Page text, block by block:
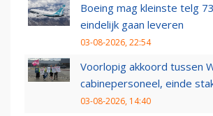
Boeing mag kleinste telg
eindelijk gaan leveren
03-08-2026, 22:54
Voorlopig akkoord tussen
cabinepersoneel, einde
03-08-2026, 14:40